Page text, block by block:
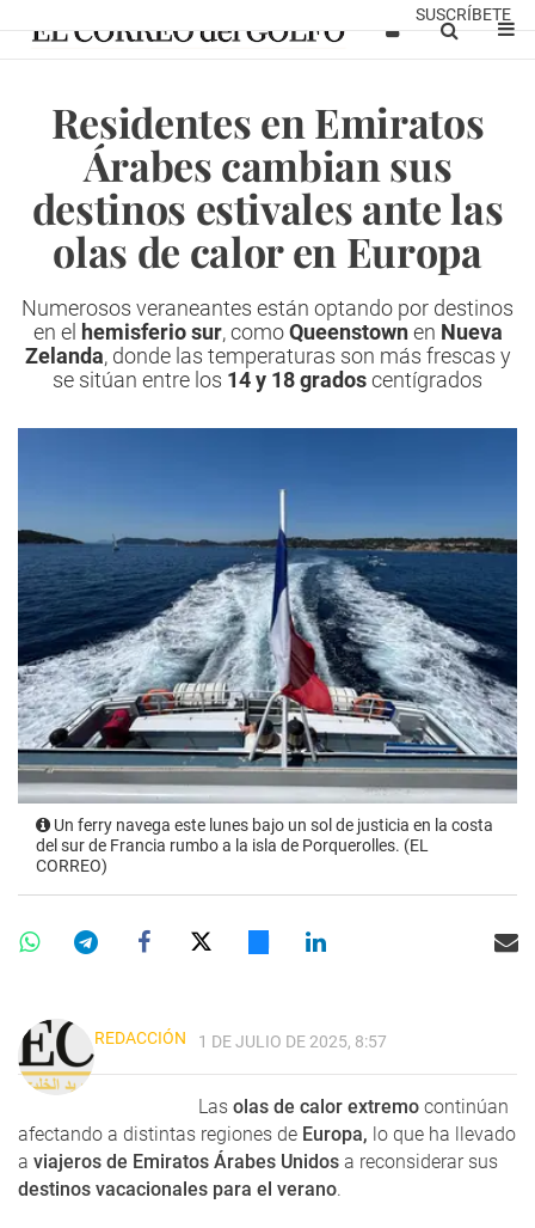
SUSCRÍBETE
Residentes en Emiratos
Árabes cambian sus
destinos estivales ante las
olas de calor en Europa
Numerosos veraneantes están optando por destinos
en el hemisferio sur, comoQueenstownen Nueva
Zelanda, donde las temperaturas son más frescas y
se sitúan entre los 14 y 18 gradoscentígrados
Un ferry navega este lunes bajo un sol de justicia en la costa
del sur de Francia rumbo a la isla de Porquerolles. (EL
CORREO)
REDACCIÓN 1 DE JULIO DE 2025, 8:57
Las olas de calor extremo continúan
afectando a distintas regiones de Europa, lo que ha llevado
a viajeros de Emiratos Árabes Unidos a reconsiderar sus
destinos vacacionales para el verano.